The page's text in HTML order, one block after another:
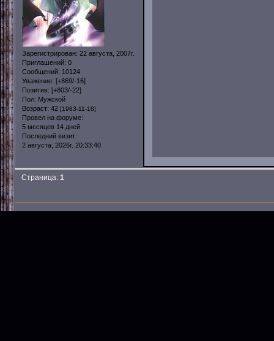
Зарегистрирован: 22 августа, 2007г.
Приглашений: 0
Сообщений: 10124
Уважение: [+869/-16]
Позитив: [+803/-22]
Пол: Мужской
Возраст: 42 [1983-11-18]
Провел на форуме:
5 месяцев 14 дней
Последний визит:
2 августа, 2026г. 20:33:40
Страница:1